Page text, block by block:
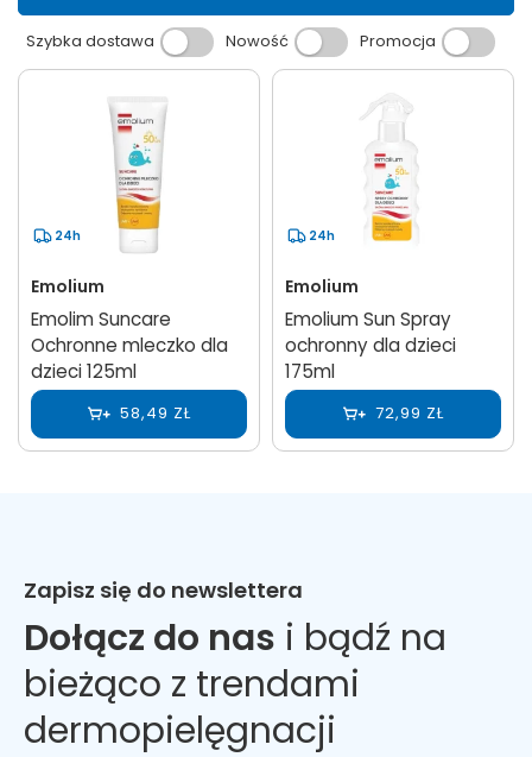
Szybka dostawa Nowość Promocja
24h
Emolium
Emolim Suncare
Ochronne mleczko dla
dzieci 125ml
58,49 ZŁ
24h
Emolium
Emolium Sun Spray
ochronny dla dzieci
175ml
72,99 ZŁ
Zapisz się do newslettera
Dołącz do nas i bądź na
bieżąco z trendami
dermopielęgnacji